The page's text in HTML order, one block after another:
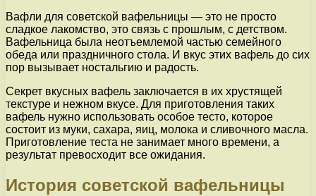
Вафли для советской вафельницы — это не просто
сладкое лакомство, это связь с прошлым, с детством.
Вафельница была неотъемлемой частью семейного
обеда или праздничного стола. И вкус этих вафель до сих
пор вызывает ностальгию и радость.
Секрет вкусных вафель заключается в их хрустящей
текстуре и нежном вкусе. Для приготовления таких
вафель нужно использовать особое тесто, которое
состоит из муки, сахара, яиц, молока и сливочного масла.
Приготовление теста не занимает много времени, а
результат превосходит все ожидания.
История советской вафельницы